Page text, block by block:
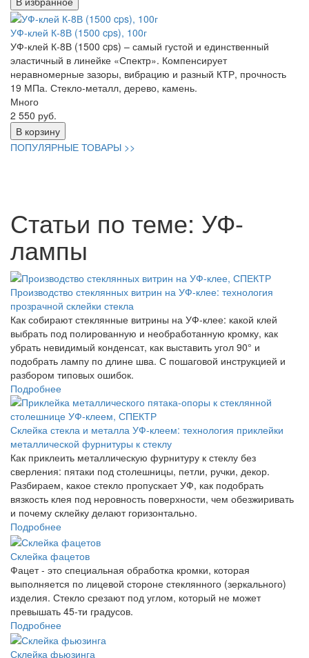
УФ-клей К-8В (1500 cps), 100г
УФ-клей К-8В (1500 cps) – самый густой и единственный
эластичный в линейке «Спектр». Компенсирует
неравномерные зазоры, вибрацию и разный КТР, прочность
19 МПа. Стекло-металл, дерево, камень.
Много
2 550 руб.
В корзину
ПОПУЛЯРНЫЕ ТОВАРЫ >>
Статьи по теме: УФ-
лампы
Производство стеклянных витрин на УФ-клее: технология
прозрачной склейки стекла
Как собирают стеклянные витрины на УФ-клее: какой клей
выбрать под полированную и необработанную кромку, как
убрать невидимый конденсат, как выставить угол 90° и
подобрать лампу по длине шва. С пошаговой инструкцией и
разбором типовых ошибок.
Подробнее
Склейка стекла и металла УФ-клеем: технология приклейки
металлической фурнитуры к стеклу
Как приклеить металлическую фурнитуру к стеклу без
сверления: пятаки под столешницы, петли, ручки, декор.
Разбираем, какое стекло пропускает УФ, как подобрать
вязкость клея под неровность поверхности, чем обезжиривать
и почему склейку делают горизонтально.
Подробнее
Склейка фацетов
Фацет - это специальная обработка кромки, которая
выполняется по лицевой стороне стеклянного (зеркального)
изделия. Стекло срезают под углом, который не может
превышать 45-ти градусов.
Подробнее
Склейка фьюзинга